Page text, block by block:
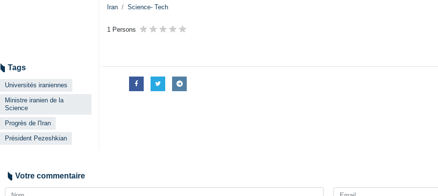
Iran Science- Tech
1 Persons
Tags
Universités iraniennes
Ministre iranien de la
Science
Progrès de l'Iran
Président Pezeshkian